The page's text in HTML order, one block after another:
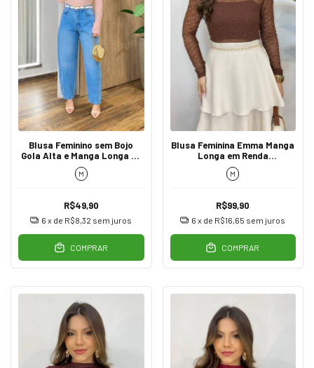
Blusa Feminino sem Bojo
Gola Alta e Manga Longa de
Tule Poá Rosa
M
R$49,90
6 x de R$8,32 sem juros
COMPRAR
Blusa Feminina Emma Manga
Longa em Renda
Transparente Marrom
M
R$99,90
6 x de R$16,65 sem juros
COMPRAR